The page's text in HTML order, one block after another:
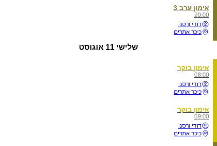
אימון ערב 3
20:00
דודי ורסנו
כיכר אתרים
שלישי 11 אוגוסט
אימון בוקר
08:00
דודי ורסנו
כיכר אתרים
אימון בוקר
09:00
דודי ורסנו
כיכר אתרים